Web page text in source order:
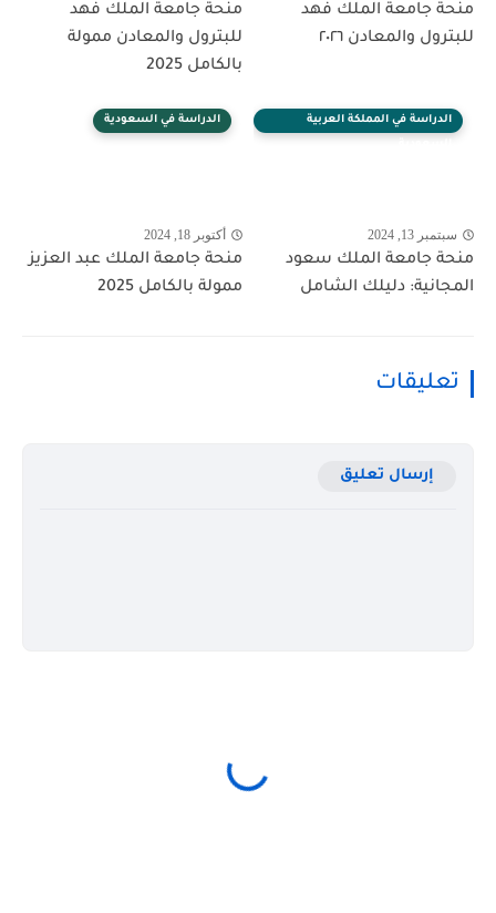
منحة جامعة الملك فهد
للبترول والمعادن ٢٠٢٦
منحة جامعة الملك فهد
للبترول والمعادن ممولة
بالكامل 2025
الدراسة في المملكة العربية
سبتمبر 13, 2024
منحة جامعة الملك سعود
المجانية: دليلك الشامل
الدراسة في السعودية
أكتوبر 18, 2024
منحة جامعة الملك عبد العزيز
ممولة بالكامل 2025
تعليقات
إرسال تعليق